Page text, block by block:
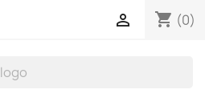
shopping_cart (0)
